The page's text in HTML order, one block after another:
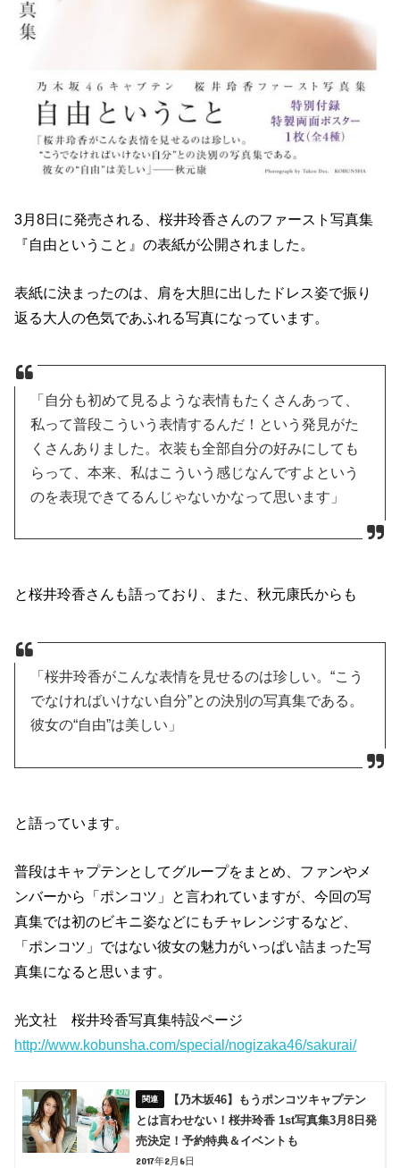
3月8日に発売される、桜井玲香さんのファースト写真集
『自由ということ』の表紙が公開されました。
表紙に決まったのは、肩を大胆に出したドレス姿で振り
返る大人の色気であふれる写真になっています。
「自分も初めて見るような表情もたくさんあって、
私って普段こういう表情するんだ！という発見がた
くさんありました。衣装も全部自分の好みにしても
らって、本来、私はこういう感じなんですよという
のを表現できてるんじゃないかなって思います」
と桜井玲香さんも語っており、また、秋元康氏からも
「桜井玲香がこんな表情を見せるのは珍しい。“こう
でなければいけない自分”との決別の写真集である。
彼女の“自由”は美しい」
と語っています。
普段はキャプテンとしてグループをまとめ、ファンやメ
ンバーから「ポンコツ」と言われていますが、今回の写
真集では初のビキニ姿などにもチャレンジするなど、
「ポンコツ」ではない彼女の魅力がいっぱい詰まった写
真集になると思います。
光文社 桜井玲香写真集特設ページ
http://www.kobunsha.com/special/nogizaka46/sakurai/
【乃木坂46】もうポンコツキャプテン
とは言わせない！桜井玲香 1st写真集3月8日発
売決定！予約特典＆イベントも
2017年2月6日